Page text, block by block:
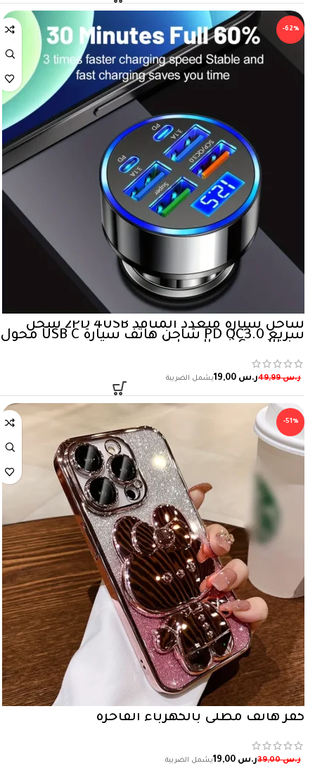
-62%
شاحن سيارة متعدد المنافذ 2PD 4USB شحن
سريع PD QC3.0 شاحن هاتف سيارة USB C محول
من النوع C في السيارة
ر.س49,99 ر.س
-51%
كفر هاتف مطلي بالكهرباء الفاخرة
ر.س39,00 ر.س